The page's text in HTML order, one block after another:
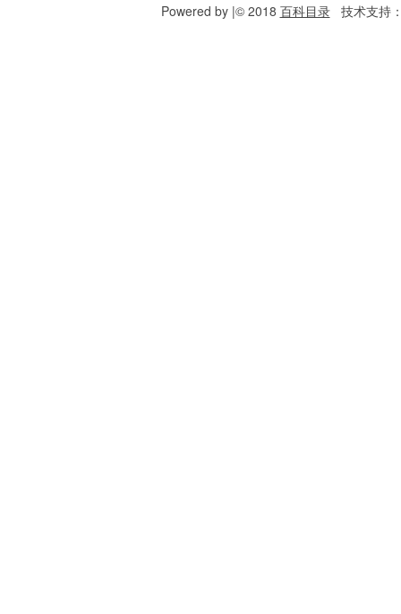
Powered by |© 2018 百科目录技术支持